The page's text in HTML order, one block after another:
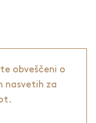
obveščeni o
nasvetih za